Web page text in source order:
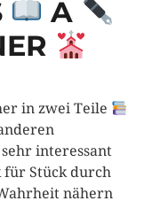
A
in zwei Teile
interessant
für Stück durch
nähern